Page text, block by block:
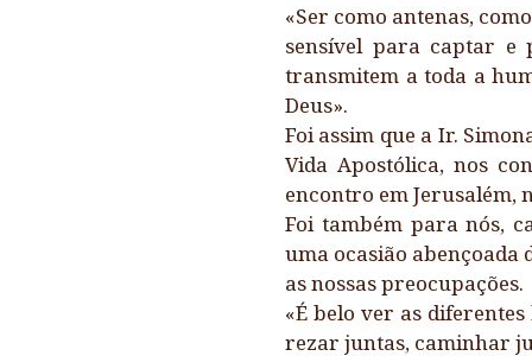
«Ser como antenas,
sensível para captar e
transmitem a toda a
Deus».
Foi assim que a Ir.
Vida Apostólica, nos
encontro em Jerusalém,
Foi também para nós,
uma ocasião
as nossas preocupações.
«É belo ver as
rezar juntas, caminhar